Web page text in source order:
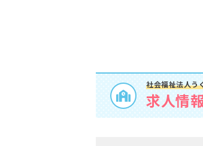
社会福祉法人う
求人情